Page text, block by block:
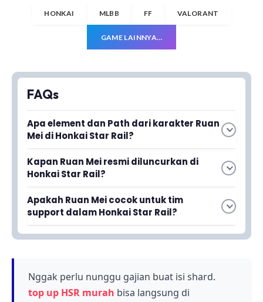
HONKAI MLBB FF VALORANT
GAME LAINNYA…
FAQs
Apa element dan Path dari karakter Ruan
Mei di Honkai Star Rail?
Ruan Mei adalah karakter 5-star dengan
element Ice dan dari Harmony Path. Karakter ini
dirilis pada versi 1.6 game Honkai Star Rail yang
diluncurkan pada 27 Desember.
Kapan Ruan Mei resmi diluncurkan di
Honkai Star Rail?
Ruan Mei resmi diluncurkan bersamaan dengan
update versi 1.6 Honkai Star Rail pada 27
Desember yang lalu oleh developer HoYoverse.
Apakah Ruan Mei cocok untuk tim
support dalam Honkai Star Rail?
Ya, Ruan Mei sangat cocok sebagai support
dimilikinya dirancang untuk meningkatkan
performa anggota tim lainnya.
Nggak perlu nunggu gajian buat isi shard.
top up HSR murah bisa langsung di